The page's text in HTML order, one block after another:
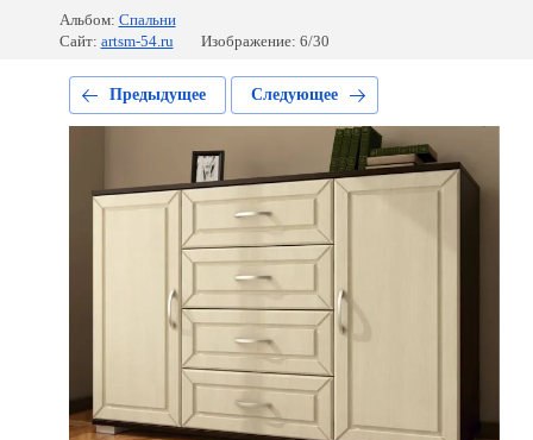
Альбом: Спальни
Сайт: artsm-54.ru Изображение: 6/30
Предыдущее Следующее